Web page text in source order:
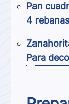
Pan
4
Para